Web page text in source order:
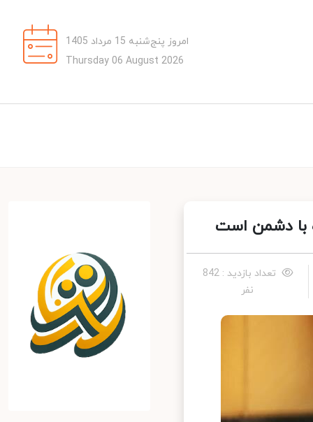
امروز پنج‌شنبه 15 مرداد 1405
Thursday 06 August 2026
با دشمن است
تعداد بازدید : 842
نفر